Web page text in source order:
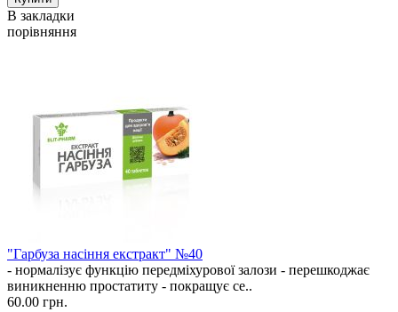
В закладки
порівняння
"Гарбуза насіння екстракт" №40
- нормалізує функцію передміхурової залози - перешкоджає
виникненню простатиту - покращує се..
60.00 грн.